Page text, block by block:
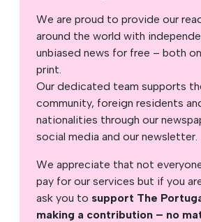
We are proud to provide our
around the world with
unbiased news for free – both
print.
Our dedicated team supports
community, foreign residents
nationalities through our
social media and our newsletter.
We appreciate that not
pay for our services but if you
ask you to support The
making a contribution – no